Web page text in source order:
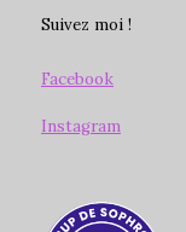
Suivez moi !
Facebook
Instagram